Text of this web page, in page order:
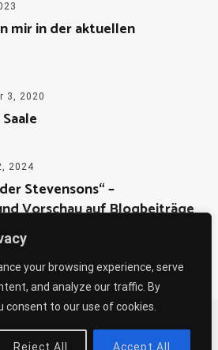
your browsing experience, serve
and analyze our traffic. By
consent to our use of cookies.
Reject All Accept All
mir in der aktuellen
3, 2020
2024
Stevensons“ –
Vorschau auf Blogbeiträge